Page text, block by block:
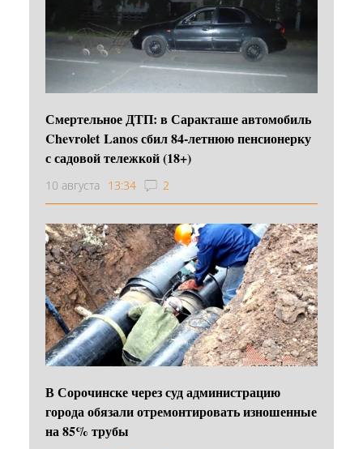
Смертельное ДТП: в Саракташе автомобиль
Chevrolet Lanos сбил 84-летнюю пенсионерку
с садовой тележкой (18+)
10 августа 13:34 2
В Сорочинске через суд администрацию
города обязали отремонтировать изношенные
на 85% трубы